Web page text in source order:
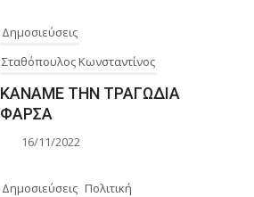
Δημοσιεύσεις
Σταθόπουλος Κωνσταντίνος
ΚΑΝΑΜΕ ΤΗΝ ΤΡΑΓΩΔΙΑ
ΦΑΡΣΑ
16/11/2022
Δημοσιεύσεις Πολιτική